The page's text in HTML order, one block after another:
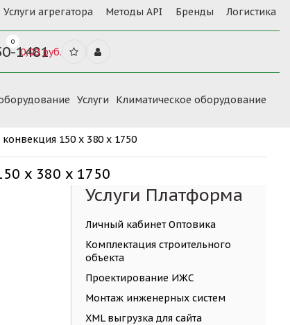
Услуги агрегатора Методы API Бренды Логистика
1481
0
0,00 руб.
Услуги Климатическое оборудование
150 x 380 x 1750
x 380 x 1750
Услуги Платформа
Личный кабинет Оптовика
Комплектация строительного
объекта
Проектирование ИЖС
Монтаж инженерных систем
XML выгрузка для сайта